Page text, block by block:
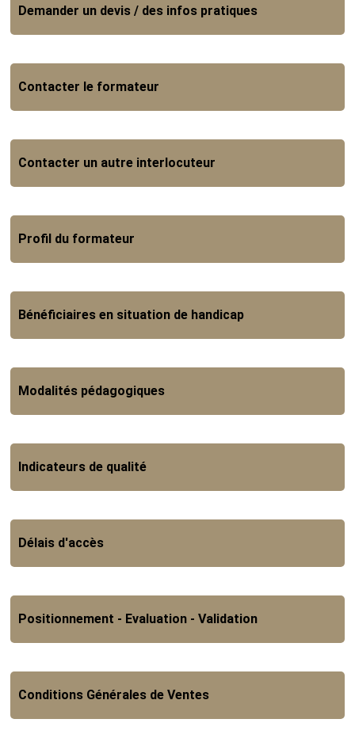
Demander un devis / des infos pratiques
Contacter le formateur
Contacter un autre interlocuteur
Profil du formateur
Bénéficiaires en situation de handicap
Modalités pédagogiques
Indicateurs de qualité
Délais d'accès
Positionnement - Evaluation - Validation
Conditions Générales de Ventes